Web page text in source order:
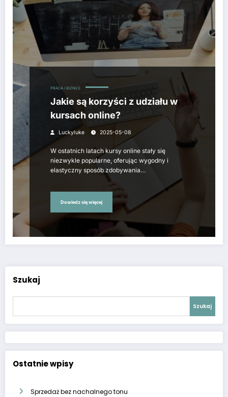
PRACA I BIZNES
Jakie są korzyści z udziału w
kursach online?
Luckyluke 2025-05-08
W ostatnich latach kursy online stały się
niezwykle popularne, oferując wygodny i
elastyczny sposób zdobywania…
Dowiedz się więcej
Szukaj
Szukaj
Ostatnie wpisy
Sprzedaż bez nachalnego tonu